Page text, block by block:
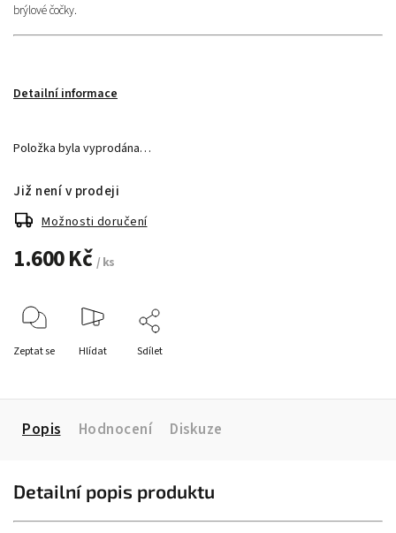
brýlové čočky.
Detailní informace
Položka byla vyprodána…
1.600 Kč / ks
Již není v prodeji
Možnosti doručení
Zeptat se Hlídat Sdílet
Popis Hodnocení Diskuze
Detailní popis produktu